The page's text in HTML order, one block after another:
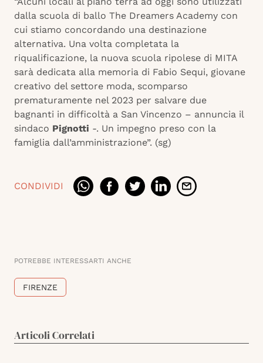
dalla scuola di ballo The Dreamers Academy con
cui stiamo concordando una destinazione
alternativa. Una volta completata la
riqualificazione, la nuova scuola ripolese di MITA
sarà dedicata alla memoria di Fabio Sequi, giovane
creativo del settore moda, scomparso
prematuramente nel 2023 per salvare due
bagnanti in difficoltà a San Vincenzo – annuncia il
sindaco Pignotti -. Un impegno preso con la
famiglia dall’amministrazione”. (sg)
CONDIVIDI
POTREBBE INTERESSARTI ANCHE
FIRENZE
Articoli Correlati